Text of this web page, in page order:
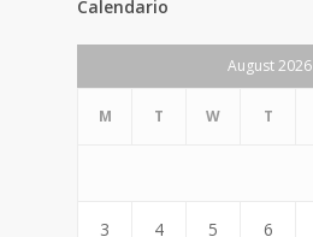
Calendario
August 2026
M T W T
3 4 5 6